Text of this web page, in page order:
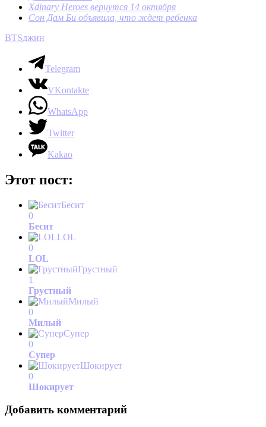
Xdinary Heroes вернутся 14 октября
Сон Дам Би объявила, что ждет ребенка
BTSджин
Telegram
VKontakte
WhatsApp
Twitter
Kakao
Этот пост:
Бесит
0
Бесит
LOL
0
LOL
Грустный
1
Грустный
Милый
0
Милый
Супер
0
Супер
Шокирует
0
Шокирует
Добавить комментарий